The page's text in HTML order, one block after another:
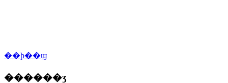
��ϸ��ϣ
������ʒ